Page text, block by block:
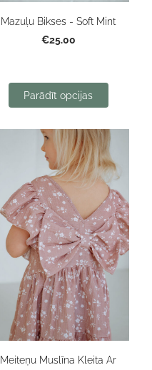
Mazuļu Bikses - Soft Mint
€25.00
Parādīt opcijas
Meiteņu Muslīna Kleita Ar